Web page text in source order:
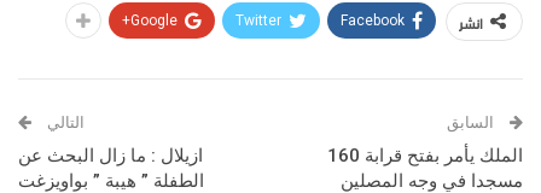
انشر Facebook
Twitter
Google+
السابق
الملك يأمر بفتح قرابة 160
مسجدا في وجه المصلين
التالي
ازيلال : ما زال البحث عن
الطفلة ” هيبة ” بواويزغت